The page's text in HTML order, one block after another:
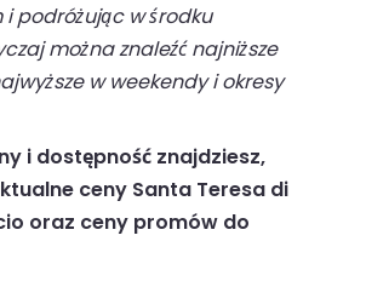
podróżując w środku
można znaleźć najniższe
w weekendy i okresy
i dostępność znajdziesz,
ceny Santa Teresa di
oraz ceny promów do